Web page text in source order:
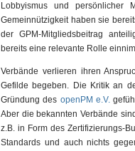
Lobbyismus und persönlicher
Gemeinnützigkeit haben sie
der GPM-Mitgliedsbeitrag
bereits eine relevante Rolle
Verbände verlieren ihren
Gefilde begeben. Die Kritik an
Gründung des openPM e.V.
Aber die bekannten Verbände
z.B. in Form des Zertifizierungs-
Standards und auch nichts